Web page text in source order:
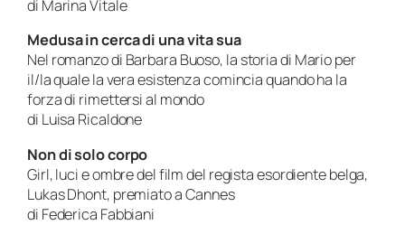
di Marina Vitale
Medusa in cerca di una vita sua
Nel romanzo di Barbara Buoso, la storia di Mario per
il/la quale la vera esistenza comincia quando ha la
forza di rimettersi al mondo
di Luisa Ricaldone
Non di solo corpo
Girl, luci e ombre del film del regista esordiente belga,
Lukas Dhont, premiato a Cannes
di Federica Fabbiani